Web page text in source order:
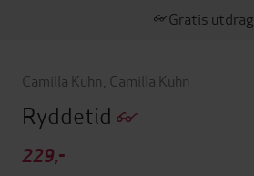
Gratis utdrag
Camilla Kuhn Camilla Kuhn
Ryddetid
229,-